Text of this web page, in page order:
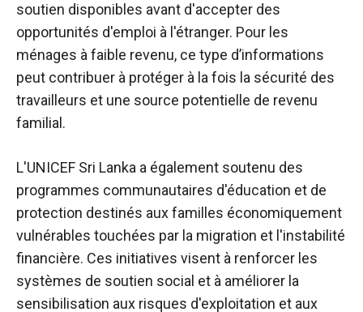
soutien disponibles avant d'accepter des
opportunités d'emploi à l'étranger. Pour les
ménages à faible revenu, ce type d’informations
peut contribuer à protéger à la fois la sécurité des
travailleurs et une source potentielle de revenu
familial.
L'UNICEF Sri Lanka a également soutenu des
programmes communautaires d'éducation et de
protection destinés aux familles économiquement
vulnérables touchées par la migration et l'instabilité
financière. Ces initiatives visent à renforcer les
systèmes de soutien social et à améliorer la
sensibilisation aux risques d'exploitation et aux